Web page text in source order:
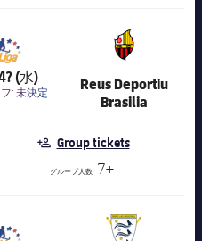
(水)
: 未決定
Reus Deportiu
Brasilia
Group tickets
グループ人数 7+